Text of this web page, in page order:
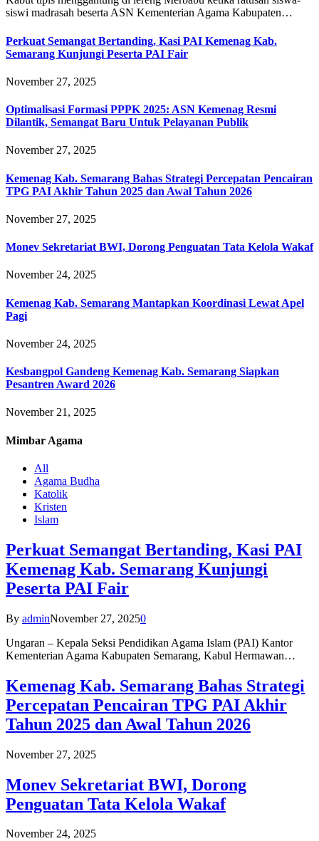
siswi madrasah beserta ASN Kementerian Agama Kabupaten…
Perkuat Semangat Bertanding, Kasi PAI Kemenag Kab.
Semarang Kunjungi Peserta PAI Fair
November 27, 2025
Optimalisasi Formasi PPPK 2025: ASN Kemenag Resmi
Dilantik, Semangat Baru Untuk Pelayanan Publik
November 27, 2025
Kemenag Kab. Semarang Bahas Strategi Percepatan Pencairan
TPG PAI Akhir Tahun 2025 dan Awal Tahun 2026
November 27, 2025
Monev Sekretariat BWI, Dorong Penguatan Tata Kelola Wakaf
November 24, 2025
Kemenag Kab. Semarang Mantapkan Koordinasi Lewat Apel
Pagi
November 24, 2025
Kesbangpol Gandeng Kemenag Kab. Semarang Siapkan
Pesantren Award 2026
November 21, 2025
Mimbar Agama
All
Agama Budha
Katolik
Kristen
Islam
Perkuat Semangat Bertanding, Kasi PAI
Kemenag Kab. Semarang Kunjungi
Peserta PAI Fair
By adminNovember 27, 20250
Ungaran – Kepala Seksi Pendidikan Agama Islam (PAI) Kantor
Kementerian Agama Kabupaten Semarang, Kabul Hermawan…
Kemenag Kab. Semarang Bahas Strategi
Percepatan Pencairan TPG PAI Akhir
Tahun 2025 dan Awal Tahun 2026
November 27, 2025
Monev Sekretariat BWI, Dorong
Penguatan Tata Kelola Wakaf
November 24, 2025